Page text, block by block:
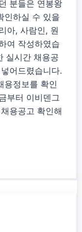
분들은 연봉왕
인하실 수 있을
아, 사람인, 원
여 작성하였습
실시간 채용공
어드렸습니다.
용정보를 확인
부터 이비덴그
용공고 확인해